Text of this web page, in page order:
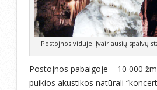
Postojnos viduje. Įvairiausių spalvų
Postojnos pabaigoje – 10 000
puikios akustikos natūrali